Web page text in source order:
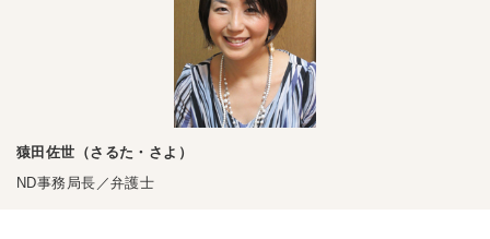
猿田佐世（さるた・さよ）
ND事務局長／弁護士